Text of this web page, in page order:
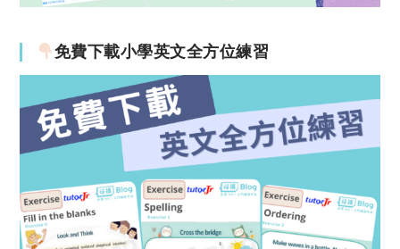
免費下載小學英文全方位練習